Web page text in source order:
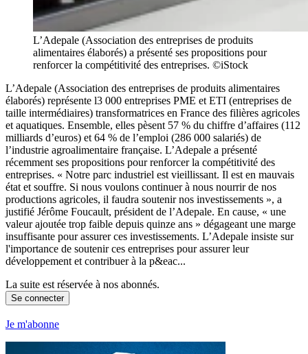
L’Adepale (Association des entreprises de produits
alimentaires élaborés) a présenté ses propositions pour
renforcer la compétitivité des entreprises. ©iStock
L’Adepale (Association des entreprises de produits alimentaires
élaborés) représente l3 000 entreprises PME et ETI (entreprises de
taille intermédiaires) transformatrices en France des filières agricoles
et aquatiques. Ensemble, elles pèsent 57 % du chiffre d’affaires (112
milliards d’euros) et 64 % de l’emploi (286 000 salariés) de
l’industrie agroalimentaire française. L’Adepale a présenté
récemment ses propositions pour renforcer la compétitivité des
entreprises. « Notre parc industriel est vieillissant. Il est en mauvais
état et souffre. Si nous voulons continuer à nous nourrir de nos
productions agricoles, il faudra soutenir nos investissements », a
justifié Jérôme Foucault, président de l’Adepale. En cause, « une
valeur ajoutée trop faible depuis quinze ans » dégageant une marge
insuffisante pour assurer ces investissements. L’Adepale insiste sur
l'importance de soutenir ces entreprises pour assurer leur
développement et contribuer à la p&eac...
La suite est réservée à nos abonnés.
Se connecter
Je m'abonne